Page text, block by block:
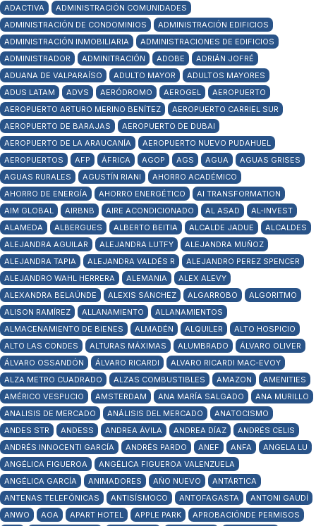
ADACTIVA
ADMINISTRACIÓN COMUNIDADES
ADMINISTRACIÓN DE CONDOMINIOS
ADMINISTRACIÓN EDIFICIOS
ADMINISTRACIÓN INMOBILIARIA
ADMINISTRACIONES DE EDIFICIOS
ADMINISTRADOR
ADMINITRACIÓN ADOBE
ADRIÁN JOFRÉ
ADUANA DE VALPARAÍSO
ADULTO MAYOR
ADULTOS MAYORES
ADUS LATAM
ADVS AERÓDROMO AEROGEL
AEROPUERTO
AEROPUERTO ARTURO MERINO BENÍTEZ
AEROPUERTO CARRIEL SUR
AEROPUERTO DE BARAJAS
AEROPUERTO DE DUBAI
AEROPUERTO DE LA ARAUCANÍA
AEROPUERTO NUEVO PUDAHUEL
AEROPUERTOS
AFP ÁFRICA AGOP AGS AGUA
AGUAS GRISES
AGUAS RURALES
AGUSTÍN RIANI
AHORRO ACADÉMICO
AHORRO DE ENERGÍA
AHORRO ENERGÉTICO
AI TRANSFORMATION
AIM GLOBAL
AIRBNB AIRE ACONDICIONADO AL ASAD
AL-INVEST
ALAMEDA
ALBERGUES ALBERTO BEITIA ALCALDE JADUE
ALCALDES
ALEJANDRA AGUILAR
ALEJANDRA LUTFY
ALEJANDRA MUÑOZ
ALEJANDRA TAPIA
ALEJANDRA VALDÉS R
ALEJANDRO PEREZ SPENCER
ALEJANDRO WAHL HERRERA
ALEMANIA
ALEX ALEVY
ALEXANDRA BELAÚNDE
ALEXIS SÁNCHEZ ALGARROBO
ALGORITMO
ALISON RAMÍREZ
ALLANAMIENTO
ALLANAMIENTOS
ALMACENAMIENTO DE BIENES
ALMADÉN ALQUILER
ALTO HOSPICIO
ALTO LAS CONDES
ALTURAS MÁXIMAS ALUMBRADO
ÁLVARO OLIVER
ÁLVARO OSSANDÓN
ÁLVARO RICARDI
ALVARO RICARDI MAC-EVOY
ALZA METRO CUADRADO
ALZAS COMBUSTIBLES AMAZON
AMENITIES
AMÉRICO VESPUCIO
AMSTERDAM ANA MARÍA SALGADO
ANA MURILLO
ANALISIS DE MERCADO
ANÁLISIS DEL MERCADO
ANATOCISMO
ANDES STR
ANDESS ANDREA ÁVILA ANDREA DÍAZ
ANDRÉS CELIS
ANDRÉS INNOCENTI GARCÍA
ANDRÉS PARDO ANEF ANFA
ANGELA LU
ANGÉLICA FIGUEROA
ANGÉLICA FIGUEROA VALENZUELA
ANGÉLICA GARCÍA
ANIMADORES AÑO NUEVO
ANTÁRTICA
ANTENAS TELEFÓNICAS
ANTISÍSMOCO ANTOFAGASTA
ANTONI GAUDÍ
ANWO
AOA APART HOTEL APPLE PARK
APROBACIÓNDE PERMISOS